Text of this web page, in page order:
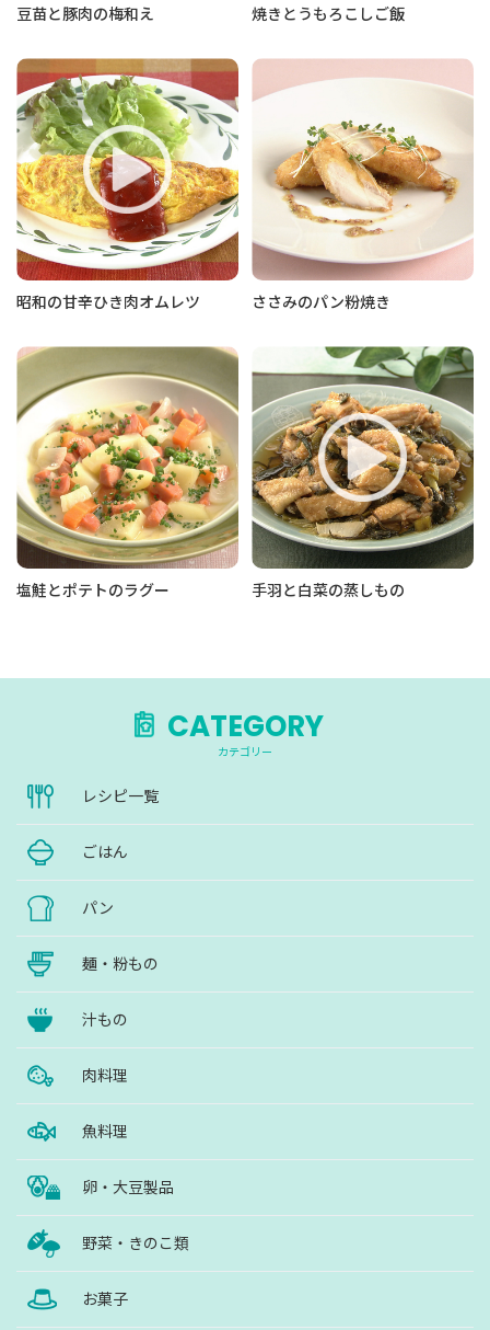
豆苗と豚肉の梅和え 焼きとうもろこしご飯
昭和の甘辛ひき肉オムレツ ささみのパン粉焼き
塩鮭とポテトのラグー 手羽と白菜の蒸しもの
CATEGORY
カテゴリー
レシピ一覧
ごはん
パン
麺・粉もの
汁もの
肉料理
魚料理
卵・大豆製品
野菜・きのこ類
お菓子